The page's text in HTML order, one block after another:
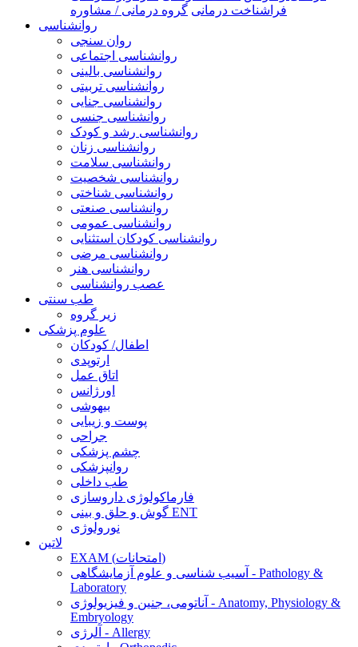
فراشناخت درمانی گروه درمانی / مشاوره
روانشناسی
روان سنجی
روانشناسی اجتماعی
روانشناسی بالینی
روانشناسی تربیتی
روانشناسی جنایی
روانشناسی جنسی
روانشناسی رشد و کودک
روانشناسی زنان
روانشناسی سلامت
روانشناسی شخصیت
روانشناسی شناختی
روانشناسی صنعتی
روانشناسی عمومی
روانشناسی کودکان استثنایی
روانشناسی مرضی
روانشناسی هنر
عصب روانشناسی
طب سنتی
زیر گروه
علوم پزشکی
اطفال/ کودکان
ارتوپدی
اتاق عمل
اورژانس
بیهوشی
پوست و زیبایی
جراحی
چشم پزشکی
روانپزشکی
طب داخلی
فارماکولوژی داروسازی
گوش و حلق و بینی ENT
نورولوژی
لاتین
EXAM (امتحانات)
آسیب شناسی و علوم آزمایشگاهی - Pathology &
Laboratory
آناتومی، جنین و فیزیولوژی - Anatomy, Physiology &
Embryology
آلرژی - Allergy